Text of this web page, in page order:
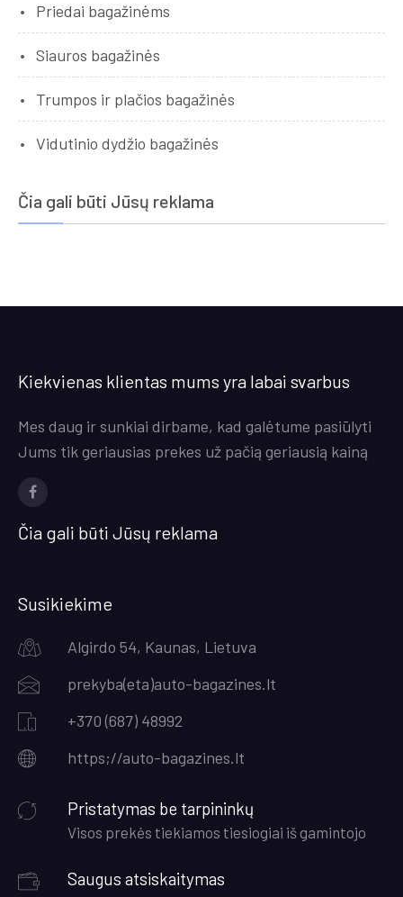
Priedai bagažinėms
Siauros bagažinės
Trumpos ir plačios bagažinės
Vidutinio dydžio bagažinės
Čia gali būti Jūsų reklama
Kiekvienas klientas mums yra labai svarbus
Mes daug ir sunkiai dirbame, kad galėtume pasiūlyti
Jums tik geriausias prekes už pačią geriausią kainą
Čia gali būti Jūsų reklama
Susikiekime
Algirdo 54, Kaunas, Lietuva
prekyba(eta)auto-bagazines.lt
+370 (687) 48992
https;//auto-bagazines.lt
Pristatymas be tarpininkų
Visos prekės tiekiamos tiesiogiai iš gamintojo
Saugus atsiskaitymas